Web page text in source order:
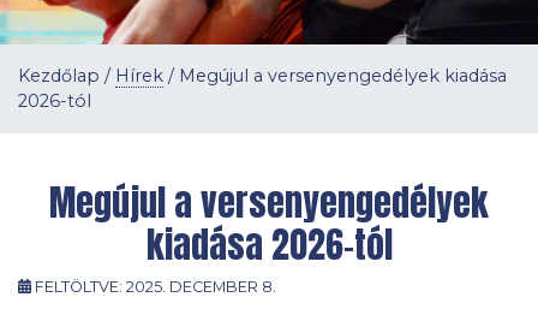
Kezdőlap / Hírek / Megújul a versenyengedélyek kiadása
2026-tól
Megújul a versenyengedélyek
kiadása 2026-tól
FELTÖLTVE:2025. DECEMBER 8.